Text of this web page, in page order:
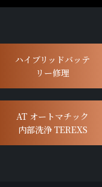
ハイブリッドバッテ
リー修理
AT オートマチック
内部洗浄 TEREXS